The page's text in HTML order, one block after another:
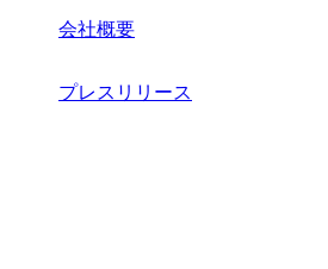
会社概要
プレスリリース